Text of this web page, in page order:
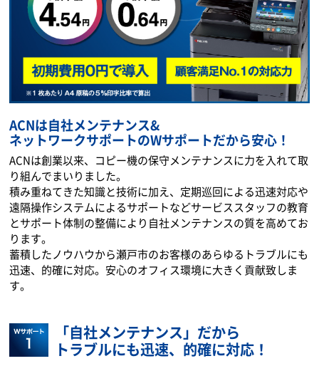
独立・開業支援プラン
お問い合わせ
ACNは自社メンテナンス&
ネットワークサポートのWサポートだから安心！
ACNは創業以来、コピー機の保守メンテナンスに力を入れて取
り組んでまいりました。
積み重ねてきた知識と技術に加え、定期巡回による迅速対応や
遠隔操作システムによるサポートなどサービススタッフの教育
とサポート体制の整備により自社メンテナンスの質を高めてお
ります。
蓄積したノウハウから瀬戸市のお客様のあらゆるトラブルにも
迅速、的確に対応。安心のオフィス環境に大きく貢献致しま
す。
「自社メンテナンス」だから
トラブルにも迅速、的確に対応！